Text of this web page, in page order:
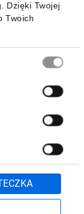
Dzięki Twojej
Twoich